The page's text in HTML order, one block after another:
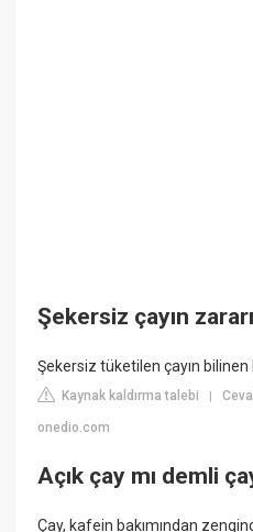
Şekersiz çayın
Şekersiz tüketilen çayın
Kaynak kaldırma talebi |
onedio.com
Açık çay mı demli
Çay, kafein bakımından